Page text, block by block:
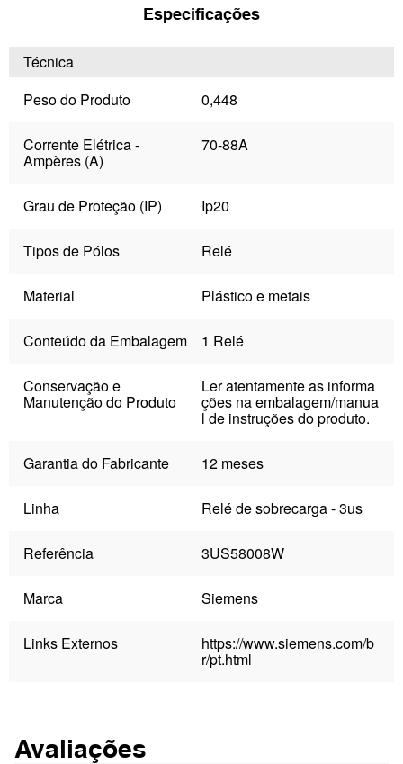
Especificações
Técnica
Peso do Produto
0,448
Corrente Elétrica -
Ampères (A)
70-88A
Grau de Proteção (IP) Ip20
Tipos de Pólos Relé
Material Plástico e metais
Conteúdo da Embalagem 1 Relé
Conservação e
Manutenção do Produto
Ler atentamente as informa
ções na embalagem/manua
l de instruções do produto.
Garantia do Fabricante 12 meses
Linha Relé de sobrecarga - 3us
Referência 3US58008W
Marca Siemens
Links Externos https://www.siemens.com/b
r/pt.html
Avaliações